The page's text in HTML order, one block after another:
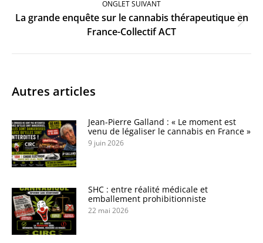
ONGLET SUIVANT
Onglet
suivant
La grande enquête sur le cannabis thérapeutique en
France-Collectif ACT
Autres articles
Jean-Pierre Galland : « Le moment est
venu de légaliser le cannabis en France »
9 juin 2026
SHC : entre réalité médicale et
emballement prohibitionniste
22 mai 2026